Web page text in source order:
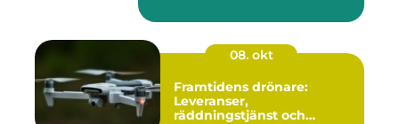
08. okt
Framtidens drönare:
Leveranser,
räddningstjänst och